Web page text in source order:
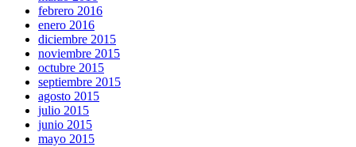
febrero 2016
enero 2016
diciembre 2015
noviembre 2015
octubre 2015
septiembre 2015
agosto 2015
julio 2015
junio 2015
mayo 2015